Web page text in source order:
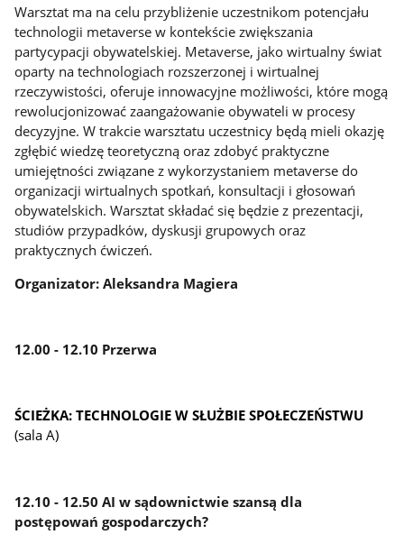
Warsztat ma na celu przybliżenie uczestnikom potencjału
technologii metaverse w kontekście zwiększania
partycypacji obywatelskiej. Metaverse, jako wirtualny świat
oparty na technologiach rozszerzonej i wirtualnej
rzeczywistości, oferuje innowacyjne możliwości, które mogą
rewolucjonizować zaangażowanie obywateli w procesy
decyzyjne. W trakcie warsztatu uczestnicy będą mieli okazję
zgłębić wiedzę teoretyczną oraz zdobyć praktyczne
umiejętności związane z wykorzystaniem metaverse do
organizacji wirtualnych spotkań, konsultacji i głosowań
obywatelskich. Warsztat składać się będzie z prezentacji,
studiów przypadków, dyskusji grupowych oraz
praktycznych ćwiczeń.
Organizator: Aleksandra Magiera
12.00 - 12.10 Przerwa
ŚCIEŻKA: TECHNOLOGIE W SŁUŻBIE SPOŁECZEŃSTWU
(sala A)
12.10 - 12.50 AI w sądownictwie szansą dla
postępowań gospodarczych?